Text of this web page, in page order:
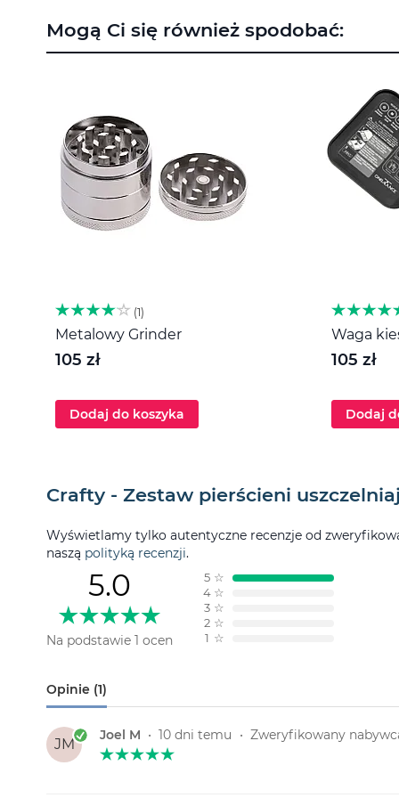
początek
galerii
Mogą Ci się również spodobać:
1
Metalowy Grinder
105 zł
Dodaj do koszyka
Waga
105 zł
Dodaj
Crafty - Zestaw pierścieni
Wyświetlamy tylko autentyczne recenzje od
naszą polityką recenzji.
5.0
Na podstawie 1 ocen
5 ☆
4 ☆
3 ☆
2 ☆
1 ☆
Opinie (1)
JM
Joel M • 10 dni temu • Zweryfikowany